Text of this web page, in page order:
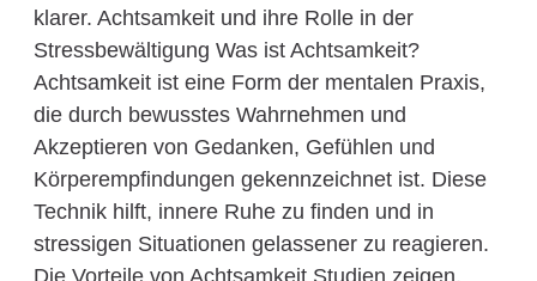
klarer. Achtsamkeit und ihre Rolle in der
Stressbewältigung Was ist Achtsamkeit?
Achtsamkeit ist eine Form der mentalen Praxis,
die durch bewusstes Wahrnehmen und
Akzeptieren von Gedanken, Gefühlen und
Körperempfindungen gekennzeichnet ist. Diese
Technik hilft, innere Ruhe zu finden und in
stressigen Situationen gelassener zu reagieren.